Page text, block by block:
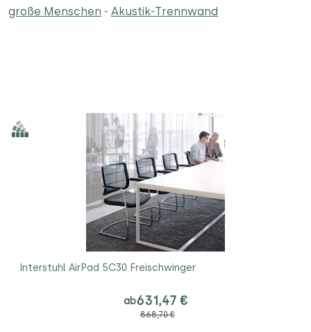
große Menschen - Akustik-Trennwand
Interstuhl AirPad 5C30 Freischwinger
ab631,47 €
868,70 €